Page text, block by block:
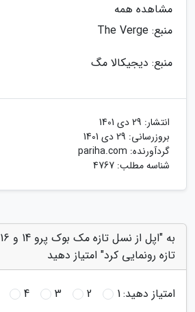
مشاهده همه
منبع: The Verge
منبع: دیجیکالا مگ
انتشار: 29 دی 1401
بروزرسانی: 29 دی 1401
گردآورنده: pariha.com
شناسه مطلب: 4767
تازه رونمایی کرد" امتیاز دهید
امتیاز دهید:1
2
3
4